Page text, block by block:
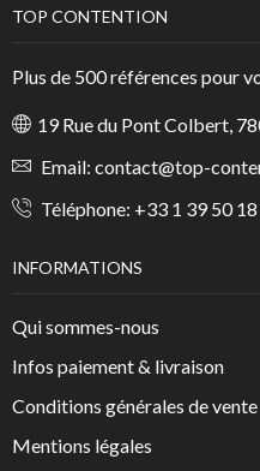
TOP CONTENTION
Plus de 500 références pour
19 Rue du Pont Colbert,
Email: contact@top-
Téléphone: +33 1 39 50
INFORMATIONS
Qui sommes-nous
Infos paiement & livraison
Conditions générales de vente
Mentions légales